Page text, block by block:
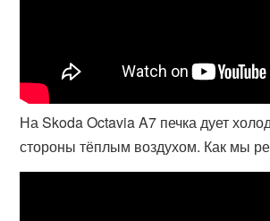
На Skoda Octavia A7 печка дует
стороны тёплым воздухом. Как мы